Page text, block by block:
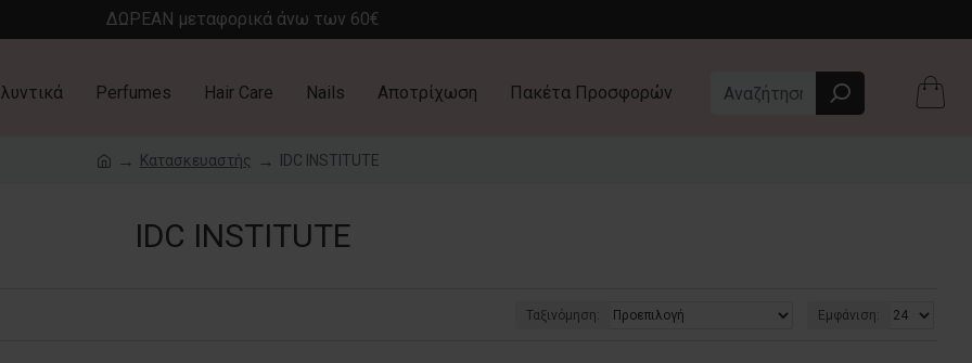
ΔΩΡΕΑΝ μεταφορικά άνω των 60€
Perfumes Hair Care Nails Αποτρίχωση Πακέτα Προσφορών
Κατασκευαστής IDC INSTITUTE
IDC INSTITUTE
Ταξινόμηση: Εμφάνιση: